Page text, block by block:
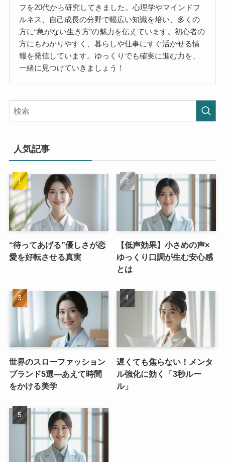
フを20代から研究してきました。心理学やマインドフ
ルネス、自己成長の分野で幅広い知識を培い、多くの
方に“急がない生き方”の魅力を伝えています。初心者の
方にもわかりやすく、暮らしや仕事にすぐ活かせる情
報を発信しています。ゆっくりでも確実に進む力を、
一緒に見つけていきましょう！
人気記事
“待ってあげる”優しさが恋
愛を好転させる真実
【低声効果】小さめの声×
ゆっくり口調が生む安心感
とは
世界のスローファッション
ブランド5選—あえて時間
をかける美学
遅くても焦らない！メンタ
ル強化に効く「3秒ルー
ル」